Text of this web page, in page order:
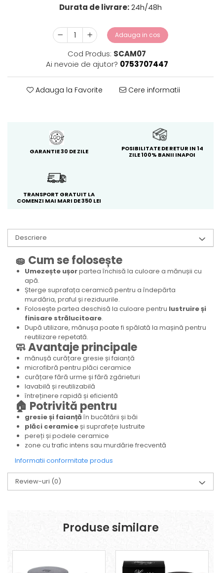
Durata de livrare:24h/48h
Adauga in cos
Cod Produs: SCAM07
Ai nevoie de ajutor? 0753707447
Adauga la Favorite Cere informatii
GARANTIE 30 DE ZILE
POSIBILITATE DE RETUR IN 14
ZILE 100% BANII INAPOI
TRANSPORT GRATUIT LA
COMENZI MAI MARI DE 350 LEI
Descriere
🧽 Cum se folosește
Umezește ușorpartea închisă la culoare a mănușii cu
apă.
Șterge suprafața ceramică pentru a îndepărta
murdăria, praful și reziduurile.
Folosește partea deschisă la culoare pentru lustruire și
finisare strălucitoare.
După utilizare, mănușa poate fi spălată la mașină pentru
reutilizare repetată.
🧼 Avantaje principale
mănușă curățare gresie și faianță
microfibră pentru plăci ceramice
curățare fără urme și fără zgârieturi
lavabilă și reutilizabilă
întreținere rapidă și eficientă
🏠 Potrivită pentru
gresie și faianță în bucătării și băi
plăci ceramiceși suprafețe lustruite
pereți și podele ceramice
zone cu trafic intens sau murdărie frecventă
Informatii conformitate produs
Review-uri (0)
Produse similare